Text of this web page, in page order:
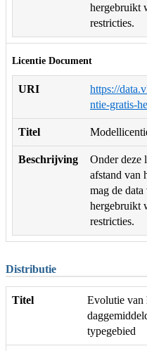
hergebruikt
restricties.
Licentie Document
URI
https://
ntie-gratis-
Titel
Beschrijving
Onder deze
afstand van
mag de
hergebruikt
restricties.
Distributie
Titel
Evolutie van
typegebied